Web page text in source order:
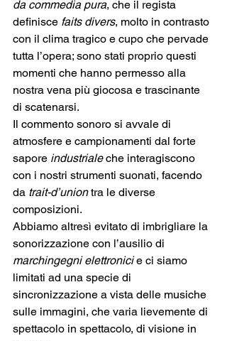
da commedia pura, che il regista
definisce faits divers, molto in contrasto
con il clima tragico e cupo che pervade
tutta l’opera; sono stati proprio questi
momenti che hanno permesso alla
nostra vena più giocosa e trascinante
di scatenarsi.
Il commento sonoro si avvale di
atmosfere e campionamenti dal forte
sapore industriale che interagiscono
con i nostri strumenti suonati, facendo
da trait-d’union tra le diverse
composizioni.
Abbiamo altresì evitato di imbrigliare la
sonorizzazione con l’ausilio di
marchingegni elettronici e ci siamo
limitati ad una specie di
sincronizzazione a vista delle musiche
sulle immagini, che varia lievemente di
spettacolo in spettacolo, di visione in